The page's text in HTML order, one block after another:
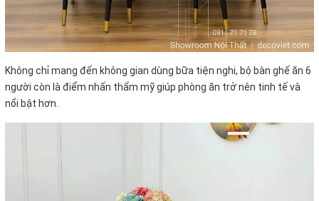
Không chỉ mang đến không gian dùng bữa tiện nghi, bộ bàn ghế ăn 6
người còn là điểm nhấn thẩm mỹ giúp phòng ăn trở nên tinh tế và
nổi bật hơn.